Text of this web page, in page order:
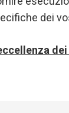
dei